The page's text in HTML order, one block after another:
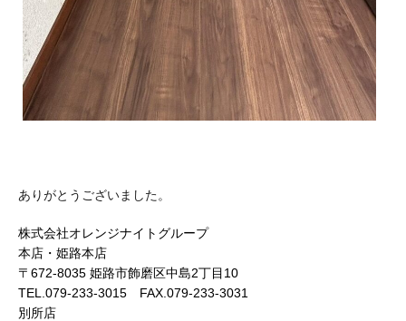
ありがとうございました。
株式会社オレンジナイトグループ
本店・姫路本店
〒672-8035 姫路市飾磨区中島2丁目10
TEL.079-233-3015 FAX.079-233-3031
別所店